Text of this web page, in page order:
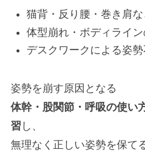
猫背・反り腰・巻き肩
体型崩れ・ボディライ
デスクワークによる姿勢
姿勢を崩す原因となる
体幹・股関節・呼吸の使い
習 し、
無理なく正しい姿勢を保て